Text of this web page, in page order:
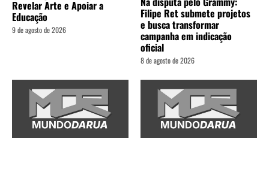
Revelar Arte e Apoiar a
Educação
9 de agosto de 2026
Filipe Ret submete projetos
e busca transformar
campanha em indicação
oficial
8 de agosto de 2026